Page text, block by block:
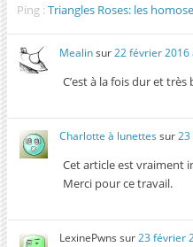
Ping :Triangles Roses: les
Mealinsur22 février 2016
C’est à la fois dur et
Charlotte à lunettes sur23
Cet article est vraiment
Merci pour ce travail.
LexinePwns sur23 février